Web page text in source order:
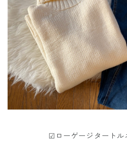
☑︎ローゲージタートル